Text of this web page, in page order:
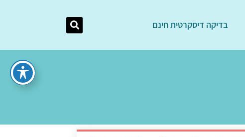
בדיקה דיסקרטית חינם